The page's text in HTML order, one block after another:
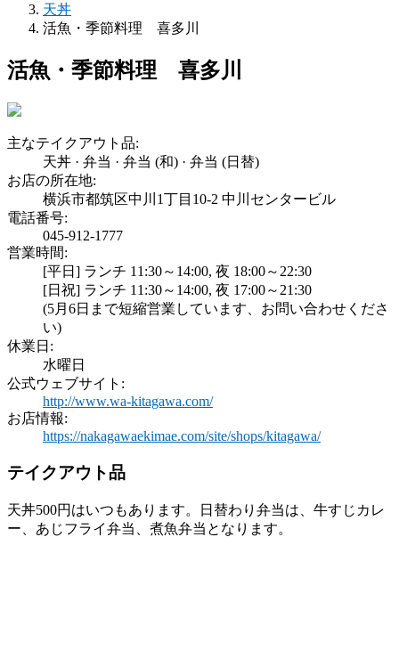
天丼
活魚・季節料理 喜多川
活魚・季節料理 喜多川
主なテイクアウト品:
天丼 · 弁当 · 弁当 (和) · 弁当 (日替)
お店の所在地:
横浜市都筑区中川1丁目10-2 中川センタービル
電話番号:
045-912-1777
営業時間:
[平日] ランチ 11:30～14:00, 夜 18:00～22:30
[日祝] ランチ 11:30～14:00, 夜 17:00～21:30
(5月6日まで短縮営業しています、お問い合わせくださ
い)
休業日:
水曜日
公式ウェブサイト:
http://www.wa-kitagawa.com/
お店情報:
https://nakagawaekimae.com/site/shops/kitagawa/
テイクアウト品
天丼500円はいつもあります。日替わり弁当は、牛すじカレ
ー、あじフライ弁当、煮魚弁当となります。